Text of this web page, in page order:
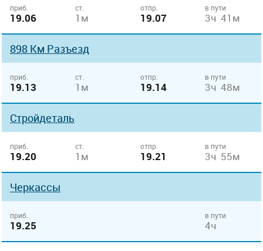
приб.
19.06
ст.
1м
отпр.
19.07
в пути
3ч 41м
898 Км Разъезд
приб.
19.13
ст.
1м
отпр.
19.14
в пути
3ч 48м
Стройдеталь
приб.
19.20
ст.
1м
отпр.
19.21
в пути
3ч 55м
Черкассы
приб.
19.25
в пути
4ч